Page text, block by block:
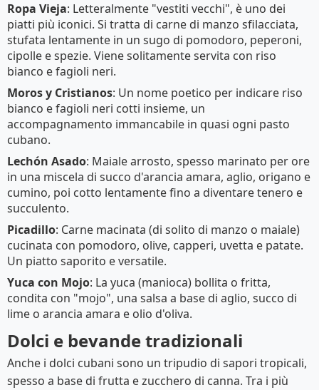
Ropa Vieja: Letteralmente "vestiti vecchi", è uno dei
piatti più iconici. Si tratta di carne di manzo sfilacciata,
stufata lentamente in un sugo di pomodoro, peperoni,
cipolle e spezie. Viene solitamente servita con riso
bianco e fagioli neri.
Moros y Cristianos: Un nome poetico per indicare riso
bianco e fagioli neri cotti insieme, un
accompagnamento immancabile in quasi ogni pasto
cubano.
Lechón Asado: Maiale arrosto, spesso marinato per ore
in una miscela di succo d'arancia amara, aglio, origano e
cumino, poi cotto lentamente fino a diventare tenero e
succulento.
Picadillo: Carne macinata (di solito di manzo o maiale)
cucinata con pomodoro, olive, capperi, uvetta e patate.
Un piatto saporito e versatile.
Yuca con Mojo: La yuca (manioca) bollita o fritta,
condita con "mojo", una salsa a base di aglio, succo di
lime o arancia amara e olio d'oliva.
Dolci e bevande tradizionali
Anche i dolci cubani sono un tripudio di sapori tropicali,
spesso a base di frutta e zucchero di canna. Tra i più